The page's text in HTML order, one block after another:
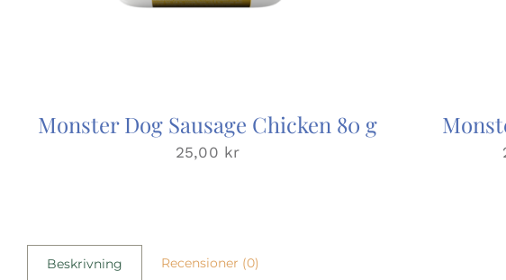
Monster Dog Sausage Chicken 80 g
25,00 kr
Beskrivning Recensioner (0)